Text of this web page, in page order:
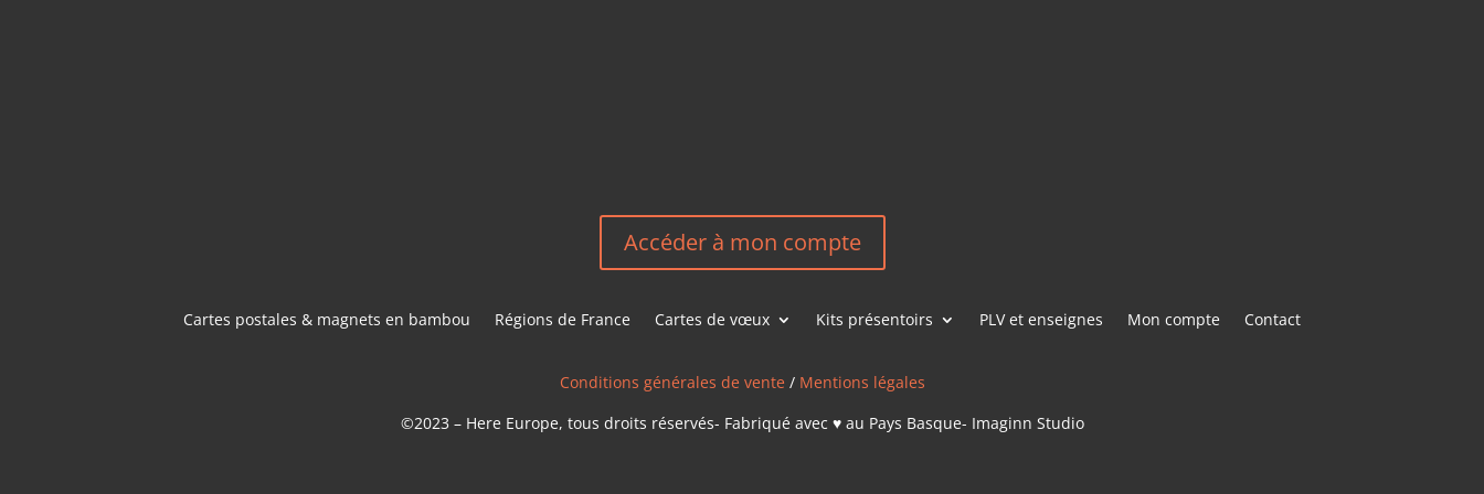
Accéder à mon compte
Cartes postales & magnets en bambou Régions de France Cartes de vœux Kits présentoirs PLV et enseignes Mon compte Contact
Conditions générales de vente / Mentions légales
©2023 – Here Europe, tous droits réservés- Fabriqué avec ♥ au Pays Basque- Imaginn Studio